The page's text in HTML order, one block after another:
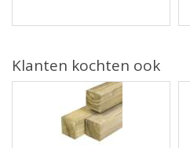
Klanten kochten ook